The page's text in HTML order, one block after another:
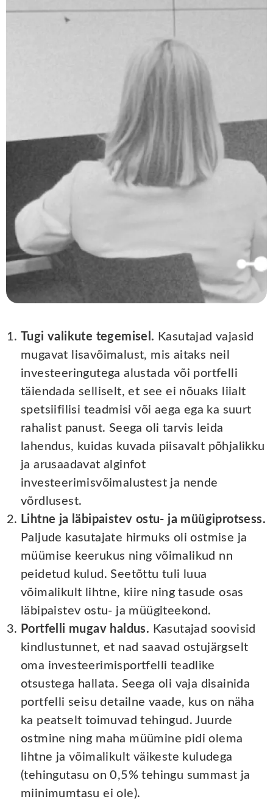
Tugi valikute tegemisel. Kasutajad vajasid
mugavat lisavõimalust, mis aitaks neil
investeeringutega alustada või portfelli
täiendada selliselt, et see ei nõuaks liialt
spetsiifilisi teadmisi või aega ega ka suurt
rahalist panust. Seega oli tarvis leida
lahendus, kuidas kuvada piisavalt põhjalikku
ja arusaadavat alginfot
investeerimisvõimalustest ja nende
võrdlusest.
Lihtne ja läbipaistev ostu- ja müügiprotsess.
Paljude kasutajate hirmuks oli ostmise ja
müümise keerukus ning võimalikud nn
peidetud kulud. Seetõttu tuli luua
võimalikult lihtne, kiire ning tasude osas
läbipaistev ostu- ja müügiteekond.
Portfelli mugav haldus. Kasutajad soovisid
kindlustunnet, et nad saavad ostujärgselt
oma investeerimisportfelli teadlike
otsustega hallata. Seega oli vaja disainida
portfelli seisu detailne vaade, kus on näha
ka peatselt toimuvad tehingud. Juurde
ostmine ning maha müümine pidi olema
lihtne ja võimalikult väikeste kuludega
(tehingutasu on 0,5% tehingu summast ja
miinimumtasu ei ole).